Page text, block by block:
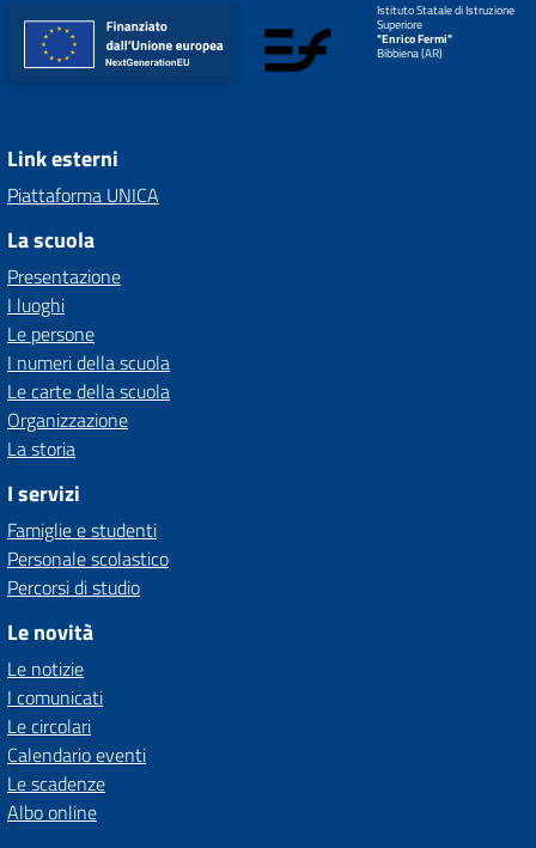
Istituto Statale di Istruzione
Superiore
"Enrico Fermi"
Bibbiena (AR)
Link esterni
Piattaforma UNICA
La scuola
Presentazione
I luoghi
Le persone
I numeri della scuola
Le carte della scuola
Organizzazione
La storia
I servizi
Famiglie e studenti
Personale scolastico
Percorsi di studio
Le novità
Le notizie
I comunicati
Le circolari
Calendario eventi
Le scadenze
Albo online